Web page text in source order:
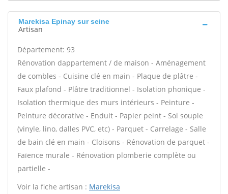
Marekisa Epinay sur seine
Artisan
Département: 93
Rénovation dappartement / de maison - Aménagement
de combles - Cuisine clé en main - Plaque de plâtre -
Faux plafond - Plâtre traditionnel - Isolation phonique -
Isolation thermique des murs intérieurs - Peinture -
Peinture décorative - Enduit - Papier peint - Sol souple
(vinyle, lino, dalles PVC, etc) - Parquet - Carrelage - Salle
de bain clé en main - Cloisons - Rénovation de parquet -
Faïence murale - Rénovation plomberie complète ou
partielle -
Voir la fiche artisan : Marekisa